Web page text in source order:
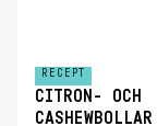
RECEPT
CITRON- OCH
CASHEWBOLLAR